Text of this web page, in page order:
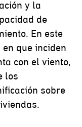
y la
de
En este
que inciden
con el viento,
los
sobre